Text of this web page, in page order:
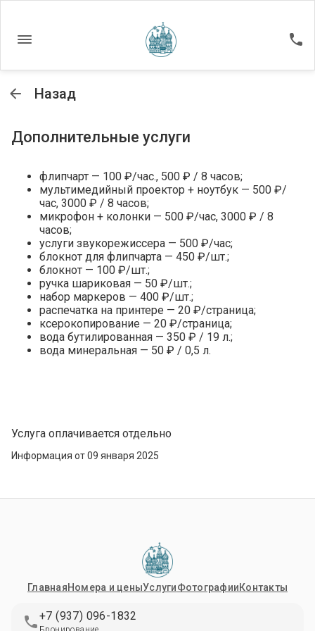
Назад
Дополнительные услуги
флипчарт — 100 ₽/час., 500 ₽ / 8 часов;
мультимедийный проектор + ноутбук — 500 ₽/
час, 3000 ₽ / 8 часов;
микрофон + колонки — 500 ₽/час, 3000 ₽ / 8
часов;
услуги звукорежиссера — 500 ₽/час;
блокнот для флипчарта — 450 ₽/шт.;
блокнот — 100 ₽/шт.;
ручка шариковая — 50 ₽/шт.;
набор маркеров — 400 ₽/шт.;
распечатка на принтере — 20 ₽/страница;
ксерокопирование — 20 ₽/страница;
вода бутилированная — 350 ₽ / 19 л.;
вода минеральная — 50 ₽ / 0,5 л.
Услуга оплачивается отдельно
Информация от 09 января 2025
ГлавнаяНомера и ценыУслугиФотографииКонтакты
+7 (937) 096-1832